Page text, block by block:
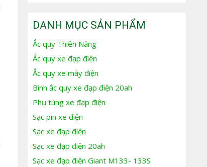
DANH MỤC SẢN PHẨM
Ắc quy Thiên Năng
Ắc quy xe đạp điện
Ắc quy xe máy điện
Bình ắc quy xe đạp điện 20ah
Phụ tùng xe đạp điện
Sạc pin xe điện
Sạc xe đạp điện
Sạc xe đạp điện 20ah
Sạc xe đạp điện Giant M133- 133S